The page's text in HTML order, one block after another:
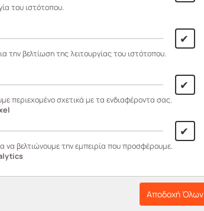
Τουαλέτας Γάτας Σετ 2 Τεμαχίων
του ιστότοπου.
✔
την βελτίωση της λειτουργίας του ιστότοπου.
✔
περιεχομένο σχετικά με τα ενδιαφέροντα σας.
✔
να βελτιώνουμε την εμπειρία που προσφέρουμε.
Αποδοχή Όλων